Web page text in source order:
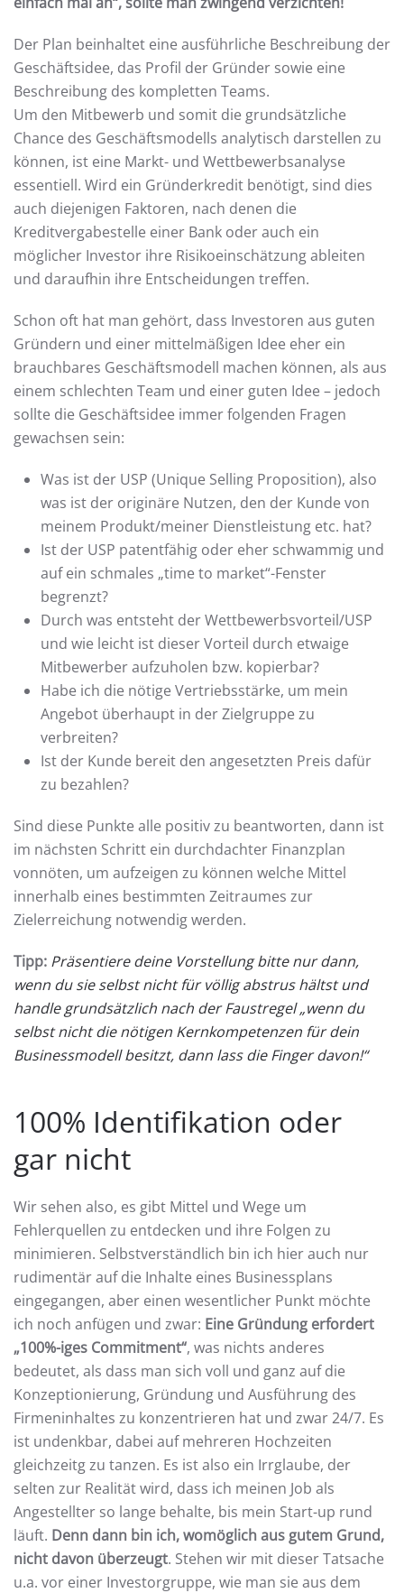
Der Plan beinhaltet eine ausführliche Beschreibung der
Geschäftsidee, das Profil der Gründer sowie eine
Beschreibung des kompletten Teams.
Um den Mitbewerb und somit die grundsätzliche
Chance des Geschäftsmodells analytisch darstellen zu
können, ist eine Markt- und Wettbewerbsanalyse
essentiell. Wird ein Gründerkredit benötigt, sind dies
auch diejenigen Faktoren, nach denen die
Kreditvergabestelle einer Bank oder auch ein
möglicher Investor ihre Risikoeinschätzung ableiten
und daraufhin ihre Entscheidungen treffen.
Schon oft hat man gehört, dass Investoren aus guten
Gründern und einer mittelmäßigen Idee eher ein
brauchbares Geschäftsmodell machen können, als aus
einem schlechten Team und einer guten Idee – jedoch
sollte die Geschäftsidee immer folgenden Fragen
gewachsen sein:
Was ist der USP (Unique Selling Proposition), also
was ist der originäre Nutzen, den der Kunde von
meinem Produkt/meiner Dienstleistung etc. hat?
Ist der USP patentfähig oder eher schwammig und
auf ein schmales „time to market“-Fenster
begrenzt?
Durch was entsteht der Wettbewerbsvorteil/USP
und wie leicht ist dieser Vorteil durch etwaige
Mitbewerber aufzuholen bzw. kopierbar?
Habe ich die nötige Vertriebsstärke, um mein
Angebot überhaupt in der Zielgruppe zu
verbreiten?
Ist der Kunde bereit den angesetzten Preis dafür
zu bezahlen?
Sind diese Punkte alle positiv zu beantworten, dann ist
im nächsten Schritt ein durchdachter Finanzplan
vonnöten, um aufzeigen zu können welche Mittel
innerhalb eines bestimmten Zeitraumes zur
Zielerreichung notwendig werden.
Tipp: Präsentiere deine Vorstellung bitte nur dann,
wenn du sie selbst nicht für völlig abstrus hältst und
handle grundsätzlich nach der Faustregel „wenn du
selbst nicht die nötigen Kernkompetenzen für dein
Businessmodell besitzt, dann lass die Finger davon!“
100% Identifikation oder
gar nicht
Wir sehen also, es gibt Mittel und Wege um
Fehlerquellen zu entdecken und ihre Folgen zu
minimieren. Selbstverständlich bin ich hier auch nur
rudimentär auf die Inhalte eines Businessplans
eingegangen, aber einen wesentlicher Punkt möchte
ich noch anfügen und zwar: Eine Gründung erfordert
„100%-iges Commitment“, was nichts anderes
bedeutet, als dass man sich voll und ganz auf die
Konzeptionierung, Gründung und Ausführung des
Firmeninhaltes zu konzentrieren hat und zwar 24/7. Es
ist undenkbar, dabei auf mehreren Hochzeiten
gleichzeitg zu tanzen. Es ist also ein Irrglaube, der
selten zur Realität wird, dass ich meinen Job als
Angestellter so lange behalte, bis mein Start-up rund
läuft. Denn dann bin ich, womöglich aus gutem Grund,
nicht davon überzeugt. Stehen wir mit dieser Tatsache
u.a. vor einer Investorgruppe, wie man sie aus dem